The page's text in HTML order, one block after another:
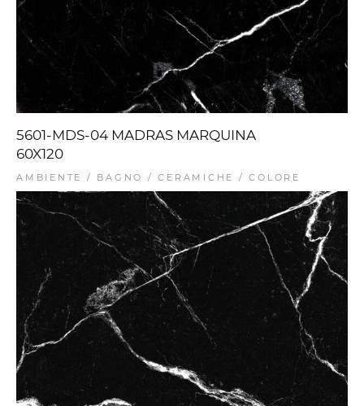
5601-MDS-04 MADRAS MARQUINA
60X120
AMBIENTE / BAGNO / CERAMICHE / COLORE